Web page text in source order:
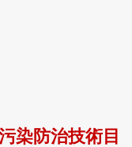
染防治技術目